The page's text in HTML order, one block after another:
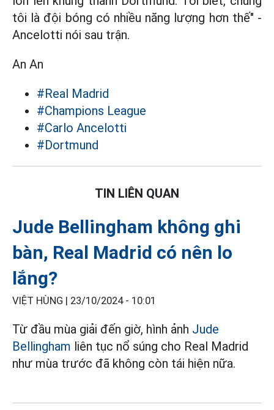
tôi là đội bóng có nhiều năng lượng hơn thế" -
Ancelotti nói sau trận.
An An
#Real Madrid
#Champions League
#Carlo Ancelotti
#Dortmund
TIN LIÊN QUAN
Jude Bellingham không ghi
bàn, Real Madrid có nên lo
lắng?
VIỆT HÙNG | 23/10/2024 - 10:01
Từ đầu mùa giải đến giờ, hình ảnh Jude
Bellingham liên tục nổ súng cho Real Madrid
như mùa trước đã không còn tái hiện nữa.